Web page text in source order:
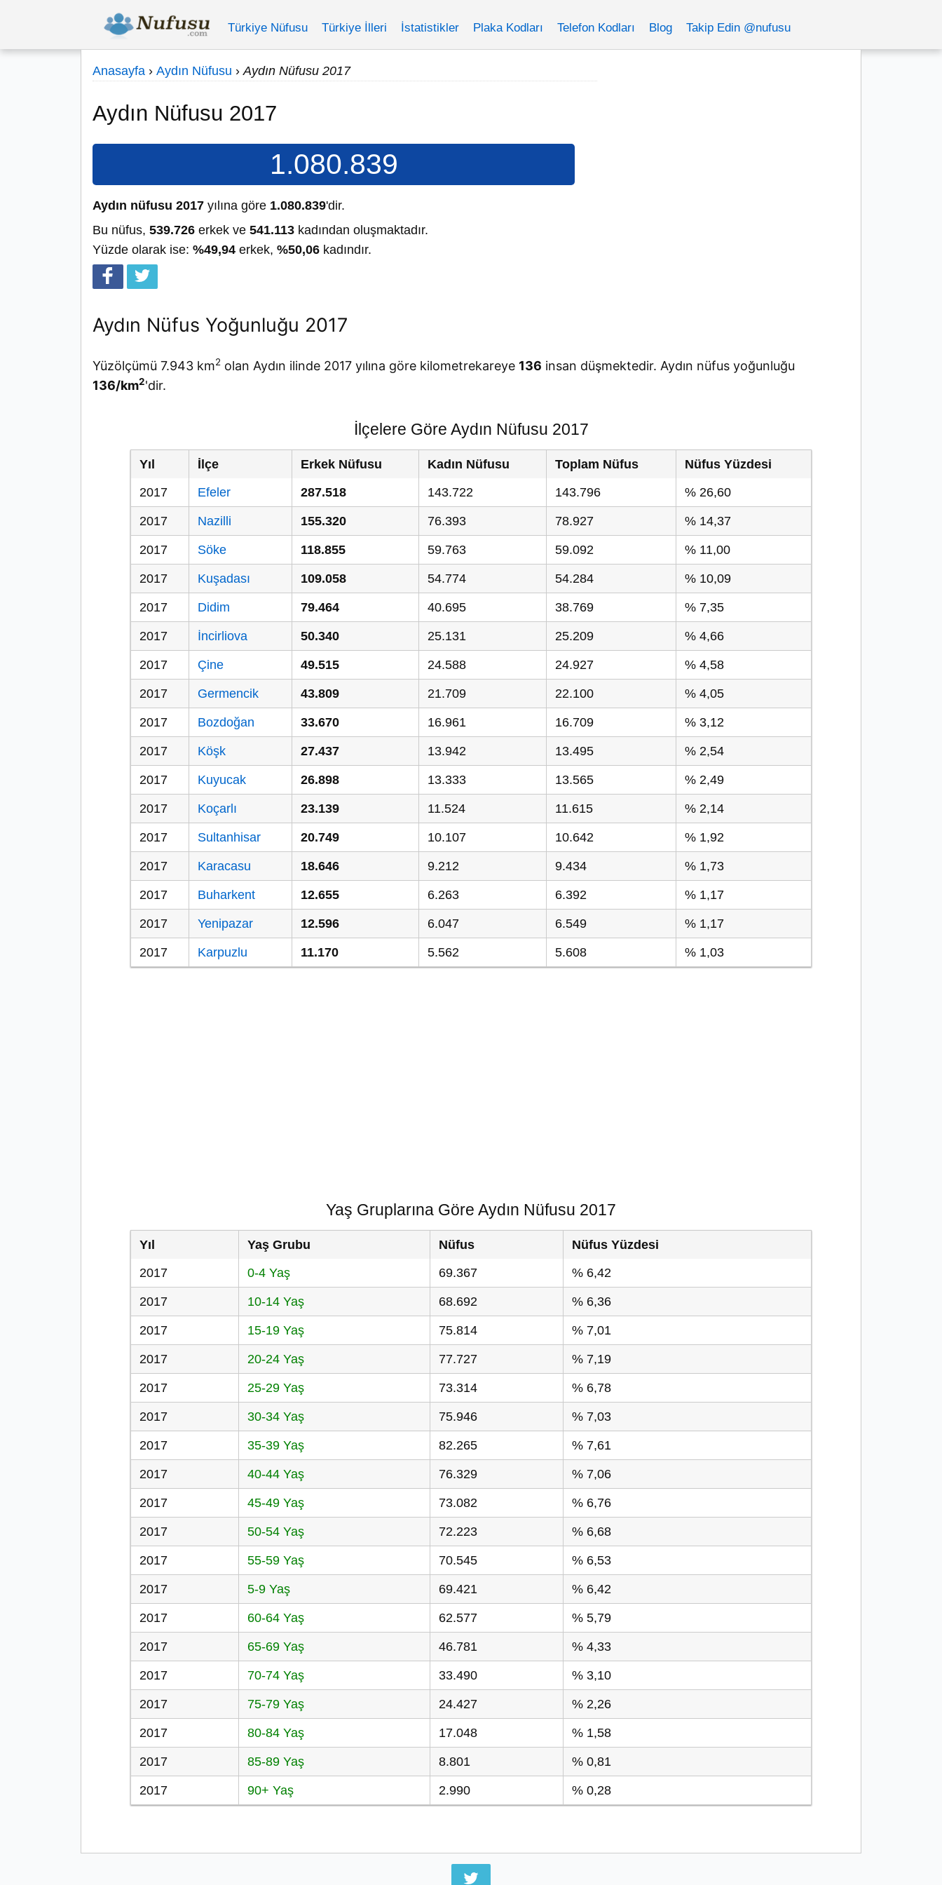
Türkiye Nüfusu Türkiye İlleri İstatistikler Plaka Kodları Telefon Kodları Blog Takip Edin @nufusu
Anasayfa › Aydın Nüfusu › Aydın Nüfusu 2017
Aydın Nüfusu 2017
1.080.839
Aydın nüfusu 2017 yılına göre 1.080.839'dir.
Bu nüfus, 539.726 erkek ve 541.113 kadından oluşmaktadır.
Yüzde olarak ise: %49,94 erkek, %50,06 kadındır.
Aydın Nüfus Yoğunluğu 2017
Yüzölçümü 7.943 km2 olan Aydın ilinde 2017 yılına göre kilometrekareye 136 insan düşmektedir. Aydın nüfus yoğunluğu
136/km2'dir.
İlçelere Göre Aydın Nüfusu 2017
Yıl İlçe Erkek Nüfusu Kadın Nüfusu Toplam Nüfus
Nüfus Yüzdesi
2017
Efeler 287.518 143.722 143.796 % 26,60
2017 Nazilli 155.320 76.393 78.927 % 14,37
2017 Söke 118.855 59.763 59.092 % 11,00
2017 Kuşadası 109.058 54.774 54.284 % 10,09
2017 Didim 79.464 40.695 38.769 % 7,35
2017 İncirliova 50.340 25.131 25.209 % 4,66
2017 Çine 49.515 24.588 24.927 % 4,58
2017 Germencik 43.809 21.709 22.100 % 4,05
2017 Bozdoğan 33.670 16.961 16.709 % 3,12
2017 Köşk 27.437 13.942 13.495 % 2,54
2017 Kuyucak 26.898 13.333 13.565 % 2,49
2017 Koçarlı 23.139 11.524 11.615 % 2,14
2017 Sultanhisar 20.749 10.107 10.642 % 1,92
2017 Karacasu 18.646 9.212 9.434 % 1,73
2017 Buharkent 12.655 6.263 6.392 % 1,17
2017 Yenipazar 12.596 6.047 6.549 % 1,17
2017 Karpuzlu 11.170 5.562 5.608 % 1,03
Yaş Gruplarına Göre Aydın Nüfusu 2017
Yıl Yaş Grubu Nüfus
Nüfus Yüzdesi
2017
0-4 Yaş 69.367 % 6,42
2017 10-14 Yaş 68.692 % 6,36
2017 15-19 Yaş 75.814 % 7,01
2017 20-24 Yaş 77.727 % 7,19
2017 25-29 Yaş 73.314 % 6,78
2017 30-34 Yaş 75.946 % 7,03
2017 35-39 Yaş 82.265 % 7,61
2017 40-44 Yaş 76.329 % 7,06
2017 45-49 Yaş 73.082 % 6,76
2017 50-54 Yaş 72.223 % 6,68
2017 55-59 Yaş 70.545 % 6,53
2017 5-9 Yaş 69.421 % 6,42
2017 60-64 Yaş 62.577 % 5,79
2017 65-69 Yaş 46.781 % 4,33
2017 70-74 Yaş 33.490 % 3,10
2017 75-79 Yaş 24.427 % 2,26
2017 80-84 Yaş 17.048 % 1,58
2017 85-89 Yaş 8.801 % 0,81
2017 90+ Yaş 2.990 % 0,28